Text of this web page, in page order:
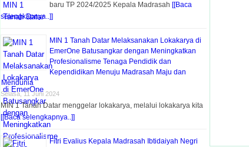
baru TP 2024/2025 Kepala Madrasah [[Baca
selengkapnya..]]
MIN 1 Tanah Datar Melaksanakan Lokakarya di
EmerOne Batusangkar dengan Meningkatkan
Profesionalisme Tenaga Pendidik dan
Kependidikan Menuju Madrasah Maju dan
Mendunia
Selasa, 11 Juni 2024
MIN 1 Tanah Datar menggelar lokakarya, melalui lokakarya kita
[[Baca selengkapnya..]]
Fitri Evalius Kepala Madrasah Ibtidaiyah Negri